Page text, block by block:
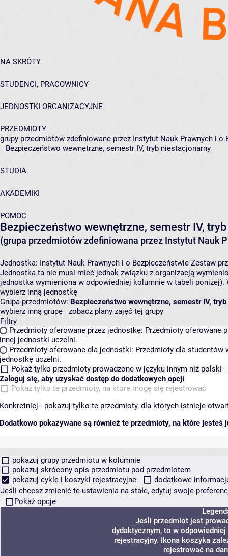
NA SKRÓTY
STUDENCI, PRACOWNICY
JEDNOSTKI ORGANIZACYJNE
PRZEDMIOTY
grupy przedmiotów zdefiniowane przez Instytut Nauk Prawnych i o
Bezpieczeństwo wewnętrzne, semestr IV, tryb niestacjonarny
STUDIA
AKADEMIKI
POMOC
Bezpieczeństwo wewnętrzne, semestr IV,
(grupa przedmiotów zdefiniowana przez Instytut Nauk
Jednostka: Instytut Nauk Prawnych i o Bezpieczeństwie Zestaw
Jednostka ta nie musi mieć jednak związku z organizacją
jednostka wymieniona w odpowiedniej kolumnie w tabeli
wybierz inną jednostkę
Grupa przedmiotów: Bezpieczeństwo wewnętrzne, semestr IV,
wybierz inną grupę
zobacz plany zajęć tej grupy
Filtry
Przedmioty oferowane przez jednostkę: Przedmioty oferowane
innej jednostki uczelni.
Przedmioty oferowane dla jednostki: Przedmioty dla studentów
jednostkę uczelni.
Pokaż tylko przedmioty prowadzone w języku innym niż polski
Zaloguj się, aby uzyskać dostęp do dodatkowych opcji
Pokaż tylko te przedmioty, na które mogę się rejestrować
Konkretniej - pokazuj tylko te przedmioty, dla których istnieje
Dodatkowo pokazywane są również te przedmioty, na które jesteś
pokazuj grupy przedmiotu w kolumnie
pokazuj skrócony opis przedmiotu pod przedmiotem
pokazuj cykle i koszyki rejestracyjne
dodatkowe
Jeśli chcesz zmienić te ustawienia na stałe, edytuj swoje
Pokaż opcje
Jeśli przedmiot jest
dydaktycznym, to w
rejestracyjny. Ikona koszyka
rejestrować na